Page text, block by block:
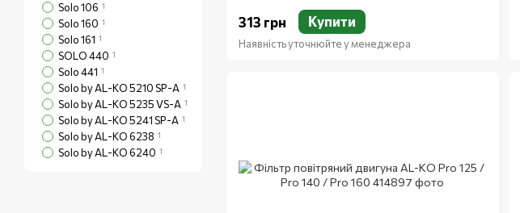
313 грн Купити
Наявність уточнюйте у менеджера
Solo 106 1
Solo 160 1
Solo 161 1
SOLO 440 1
Solo 441 1
Solo by AL-KO 5210 SP-A 1
Solo by AL-KO 5235 VS-A 1
Solo by AL-KO 5241 SP-A 1
Solo by AL-KO 6238 1
Solo by AL-KO 6240 1